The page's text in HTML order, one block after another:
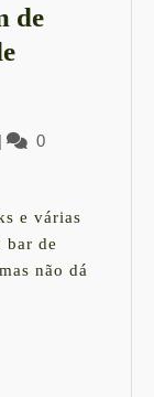
de
LauraK
|
0
e várias
bar de
não dá